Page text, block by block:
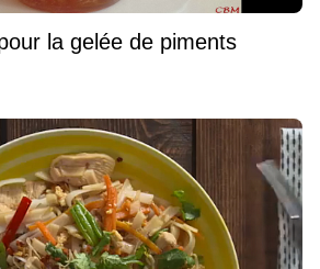
la gelée de piments